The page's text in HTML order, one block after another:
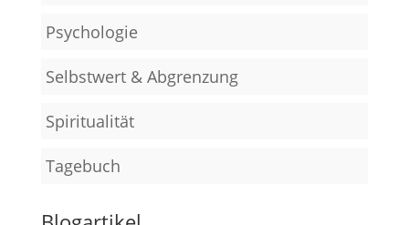
Psychologie
Selbstwert & Abgrenzung
Spiritualität
Tagebuch